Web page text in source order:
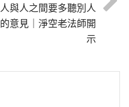
人與人之間要多聽別人
的意見｜淨空老法師開
示